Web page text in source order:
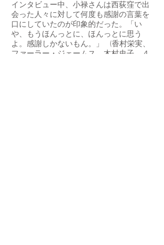
インタビュー中、小禄さんは西荻窪で出
会った人々に対して何度も感謝の言葉を
口にしていたのが印象的だった。「い
や、もうほんっとに、ほんっとに思う
よ。感謝しかないもん。」 (香村栄実、
ファーラー・ジェームス、木村史子、４